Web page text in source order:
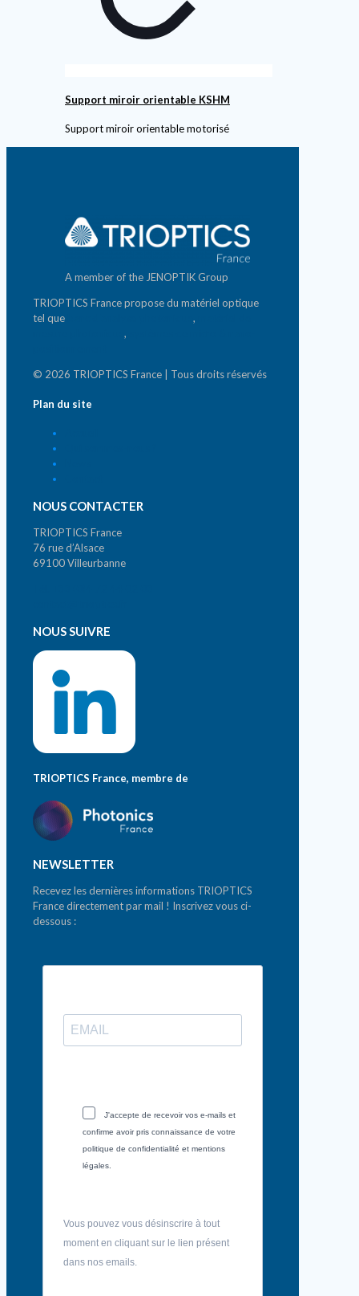
Support miroir orientable KSHM
Support miroir orientable motorisé
A member of the JENOPTIK Group
TRIOPTICS France propose du matériel optique
tel que
,
,
© 2026 TRIOPTICS France | Tous droits réservés
Plan du site
NOUS CONTACTER
TRIOPTICS France
76 rue d’Alsace
69100 Villeurbanne
NOUS SUIVRE
TRIOPTICS France, membre de
NEWSLETTER
Recevez les dernières informations TRIOPTICS
France directement par mail ! Inscrivez vous ci-
dessous :
J'accepte de recevoir vos e-mails et
confirme avoir pris connaissance de votre
politique de confidentialité et mentions
légales.
Vous pouvez vous désinscrire à tout
moment en cliquant sur le lien présent
dans nos emails.